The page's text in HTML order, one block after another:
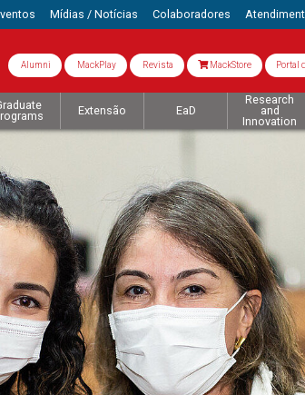
Mídias / Notícias Colaboradores
Alumni MackPlay Revista MackStore Portal
Extensão EaD
Research
and
Innovation